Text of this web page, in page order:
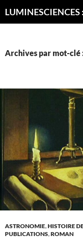
Archives par mot-clé
ASTRONOMIE,HISTOIRE
PUBLICATIONS,ROMAN